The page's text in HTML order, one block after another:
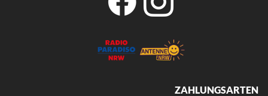
ZAHLUNGSARTEN